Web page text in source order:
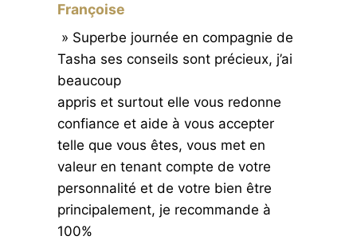
Françoise
» Superbe journée en compagnie de
Tasha ses conseils sont précieux, j’ai
beaucoup
appris et surtout elle vous redonne
confiance et aide à vous accepter
telle que vous êtes, vous met en
valeur en tenant compte de votre
personnalité et de votre bien être
principalement, je recommande à
100%